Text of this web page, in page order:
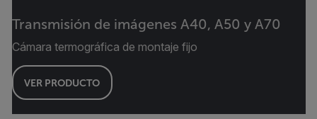
Transmisión de imágenes A40, A50 y A70
Cámara termográfica de montaje fijo
VER PRODUCTO